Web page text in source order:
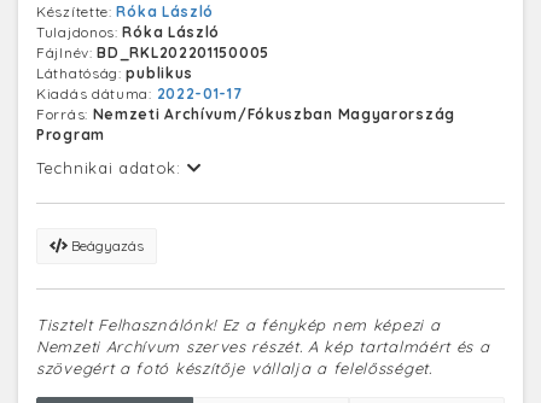
értelmében 2022. február 1-jétől 2022. május 31-ig
mindegyik SZÉP-kártya minden alszámlájáról lehet
hideg élelmiszert vásárolni. Mellette a kártyát kezelő,
elfogadó POS - üzletekben található kártyaleolvasó
eszköz - terminálok.
Készítette:Róka László
Tulajdonos:Róka László
Fájlnév:BD_RKL202201150005
Láthatóság:publikus
Kiadás dátuma: 2022-01-17
Forrás: Nemzeti Archívum/Fókuszban Magyarország
Program
Technikai adatok:
Beágyazás
Tisztelt Felhasználónk! Ez a fénykép nem képezi a
Nemzeti Archívum szerves részét. A kép tartalmáért és a
szövegért a fotó készítője vállalja a felelősséget.